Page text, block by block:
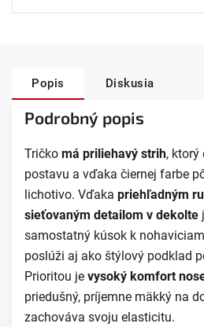
Popis Diskusia
Podrobný popis
Tričko má priliehavý strih, ktorý
postavu a vďaka čiernej farbe
lichotivo. Vďaka priehľadným
sieťovaným detailom v dekolte
samostatný kúsok k
poslúži aj ako štýlový podklad
Prioritou je vysoký komfort
priedušný, príjemne mäkký na
zachováva svoju elasticitu.